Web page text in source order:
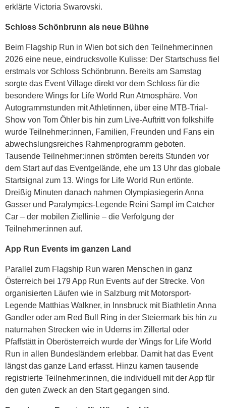
erklärte Victoria Swarovski.
Schloss Schönbrunn als neue Bühne
Beim Flagship Run in Wien bot sich den Teilnehmer:innen
2026 eine neue, eindrucksvolle Kulisse: Der Startschuss fiel
erstmals vor Schloss Schönbrunn. Bereits am Samstag
sorgte das Event Village direkt vor dem Schloss für die
besondere Wings for Life World Run Atmosphäre. Von
Autogrammstunden mit Athletinnen, über eine MTB-Trial-
Show von Tom Öhler bis hin zum Live-Auftritt von folkshilfe
wurde Teilnehmer:innen, Familien, Freunden und Fans ein
abwechslungsreiches Rahmenprogramm geboten.
Tausende Teilnehmer:innen strömten bereits Stunden vor
dem Start auf das Eventgelände, ehe um 13 Uhr das globale
Startsignal zum 13. Wings for Life World Run ertönte.
Dreißig Minuten danach nahmen Olympiasiegerin Anna
Gasser und Paralympics-Legende Reini Sampl im Catcher
Car – der mobilen Ziellinie – die Verfolgung der
Teilnehmer:innen auf.
App Run Events im ganzen Land
Parallel zum Flagship Run waren Menschen in ganz
Österreich bei 179 App Run Events auf der Strecke. Von
organisierten Läufen wie in Salzburg mit Motorsport-
Legende Matthias Walkner, in Innsbruck mit Biathletin Anna
Gandler oder am Red Bull Ring in der Steiermark bis hin zu
naturnahen Strecken wie in Uderns im Zillertal oder
Pfaffstätt in Oberösterreich wurde der Wings for Life World
Run in allen Bundesländern erlebbar. Damit hat das Event
längst das ganze Land erfasst. Hinzu kamen tausende
registrierte Teilnehmer:innen, die individuell mit der App für
den guten Zweck an den Start gegangen sind.